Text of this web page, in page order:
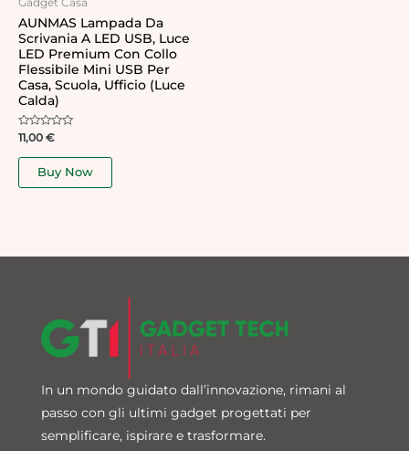
Gadget Casa
AUNMAS Lampada Da
Scrivania A LED USB, Luce
LED Premium Con Collo
Flessibile Mini USB Per
Casa, Scuola, Ufficio (Luce
Calda)
Rated
out
11,00 €
Buy Now
In un mondo guidato dall’innovazione, rimani al
passo con gli ultimi gadget progettati per
semplificare, ispirare e trasformare.